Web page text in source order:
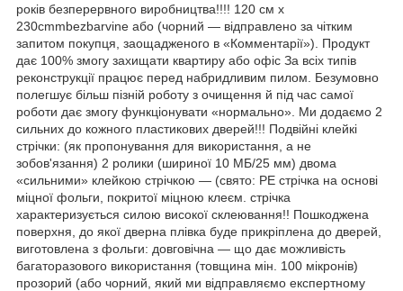
років безперервного виробництва!!!! 120 см x
230cmmbezbarvine або (чорний — відправлено за чітким
запитом покупця, заощадженого в «Комментарії»). Продукт
дає 100% змогу захищати квартиру або офіс За всіх типів
реконструкції працює перед набридливим пилом. Безумовно
полегшує більш пізній роботу з очищення й під час самої
роботи дає змогу функціонувати «нормально». Ми додаємо 2
сильних до кожного пластикових дверей!!! Подвійні клейкі
стрічки: (як пропонування для використання, а не
зобов'язання) 2 ролики (шириної 10 МБ/25 мм) двома
«сильними» клейкою стрічкою — (свято: PE стрічка на основі
міцної фольги, покритої міцною клеєм. стрічка
характеризується силою високої склеювання!! Пошкоджена
поверхня, до якої дверна плівка буде прикріплена до дверей,
виготовлена з фольги: довговічна — що дає можливість
багаторазового використання (товщина мін. 100 мікронів)
прозорий (або чорний, який ми відправляємо експертному